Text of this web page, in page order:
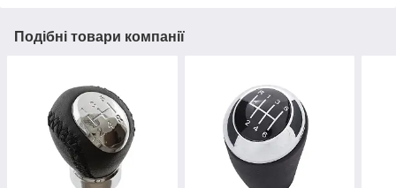
Подібні товари компанії